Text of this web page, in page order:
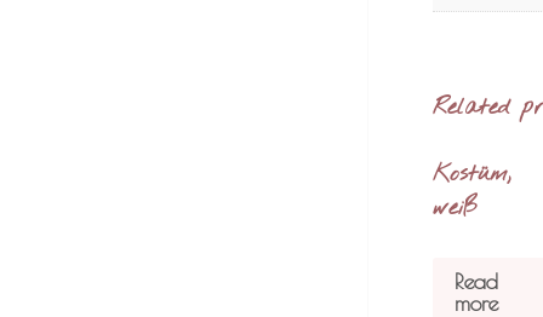
Related
Kostüm,
weiß
Read
more